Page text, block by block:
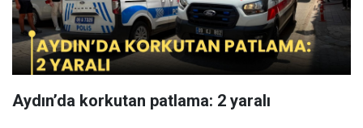
Aydın’da korkutan patlama: 2 yaralı